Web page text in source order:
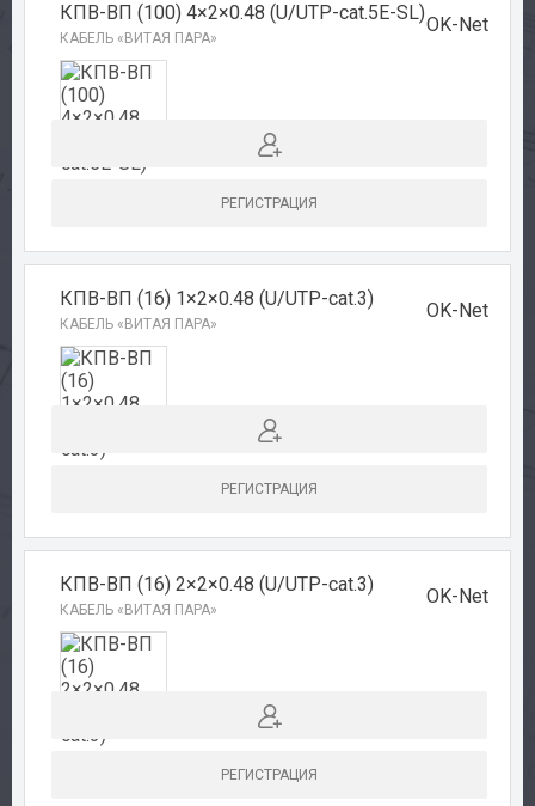
Авторизация
КПВ-ВП (100) 4×2×0.48 (U/UTP-cat.5Е-SL)
КАБЕЛЬ «ВИТАЯ ПАРА»
OK-Net
РЕГИСТРАЦИЯ
КПВ-ВП (16) 1×2×0.48 (U/UTP-cat.3)
КАБЕЛЬ «ВИТАЯ ПАРА»
OK-Net
РЕГИСТРАЦИЯ
КПВ-ВП (16) 2×2×0.48 (U/UTP-cat.3)
КАБЕЛЬ «ВИТАЯ ПАРА»
OK-Net
РЕГИСТРАЦИЯ